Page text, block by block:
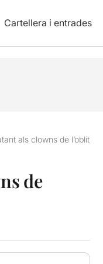
Cartellera i entrades
als clowns de l’oblit
de